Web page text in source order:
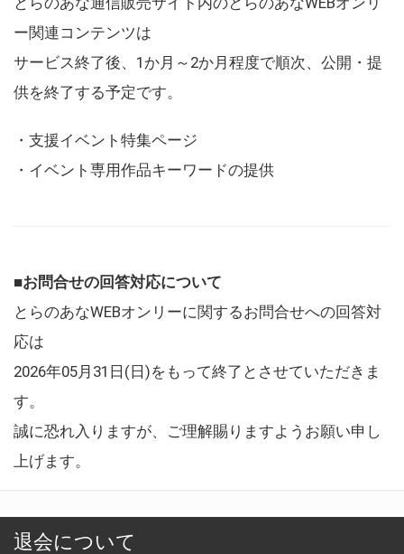
ー関連コンテンツは
サービス終了後、1か月～2か月程度で順次、公開・提
供を終了する予定です。
・支援イベント特集ページ
・イベント専用作品キーワードの提供
■お問合せの回答対応について
とらのあなWEBオンリーに関するお問合せへの回答対
応は
2026年05月31日(日)をもって終了とさせていただきま
す。
誠に恐れ入りますが、ご理解賜りますようお願い申し
上げます。
退会について